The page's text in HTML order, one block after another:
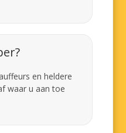
en heldere
waar u aan toe